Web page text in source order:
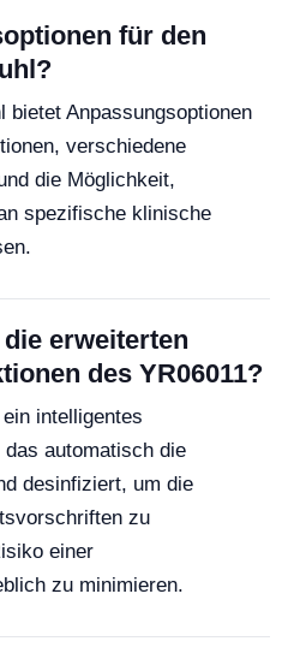
für den
bietet Anpassungsoptionen
verschiedene
die Möglichkeit,
spezifische klinische
erweiterten
des YR06011?
intelligentes
automatisch die
desinfiziert, um die
zu
einer
zu minimieren.